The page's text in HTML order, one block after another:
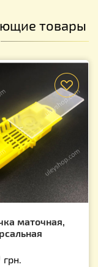
товары
маточная,
грн.